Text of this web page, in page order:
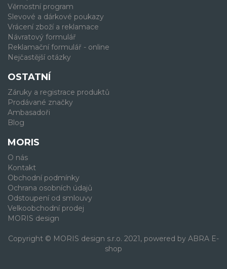
Věrnostní program
Slevové a dárkové poukazy
Vrácení zboží a reklamace
Návratový formulář
Reklamační formulář - online
Nejčastější otázky
OSTATNÍ
Záruky a registrace produktů
Prodávané značky
Ambasadoři
Blog
MORIS
O nás
Kontakt
Obchodní podmínky
Ochrana osobních údajů
Odstoupení od smlouvy
Velkoobchodní prodej
MORIS design
Copyright © MORIS design s.r.o. 2021, powered by ABRA E-
shop